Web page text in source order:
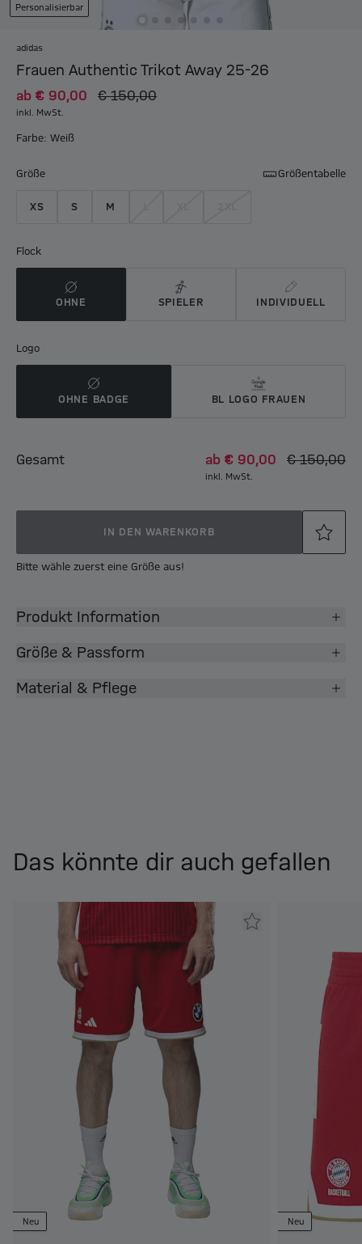
Personalisierbar
adidas
Frauen Authentic Trikot Away 25-26
ab € 90,00 € 150,00
inkl. MwSt.
Farbe: Weiß
Größe Größentabelle
XS S M
Flock
OHNE SPIELER INDIVIDUELL
Logo
OHNE BADGE BL LOGO FRAUEN
Gesamt ab € 90,00 € 150,00
inkl. MwSt.
IN DEN WARENKORB
Bitte wähle zuerst eine Größe aus!
Produkt Information
Größe & Passform
Material & Pflege
Das könnte dir auch gefallen
Neu Neu